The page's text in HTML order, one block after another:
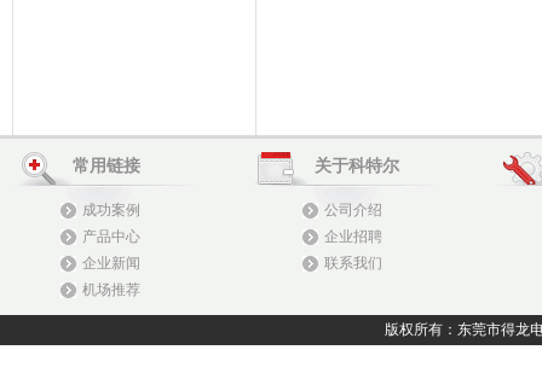
常用链接
成功案例
产品中心
企业新闻
机场推荐
关于科特尔
公司介绍
企业招聘
联系我们
版权所有：东莞市得龙